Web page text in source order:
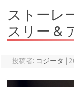
ストーレ
スリー &
投稿者: コジータ